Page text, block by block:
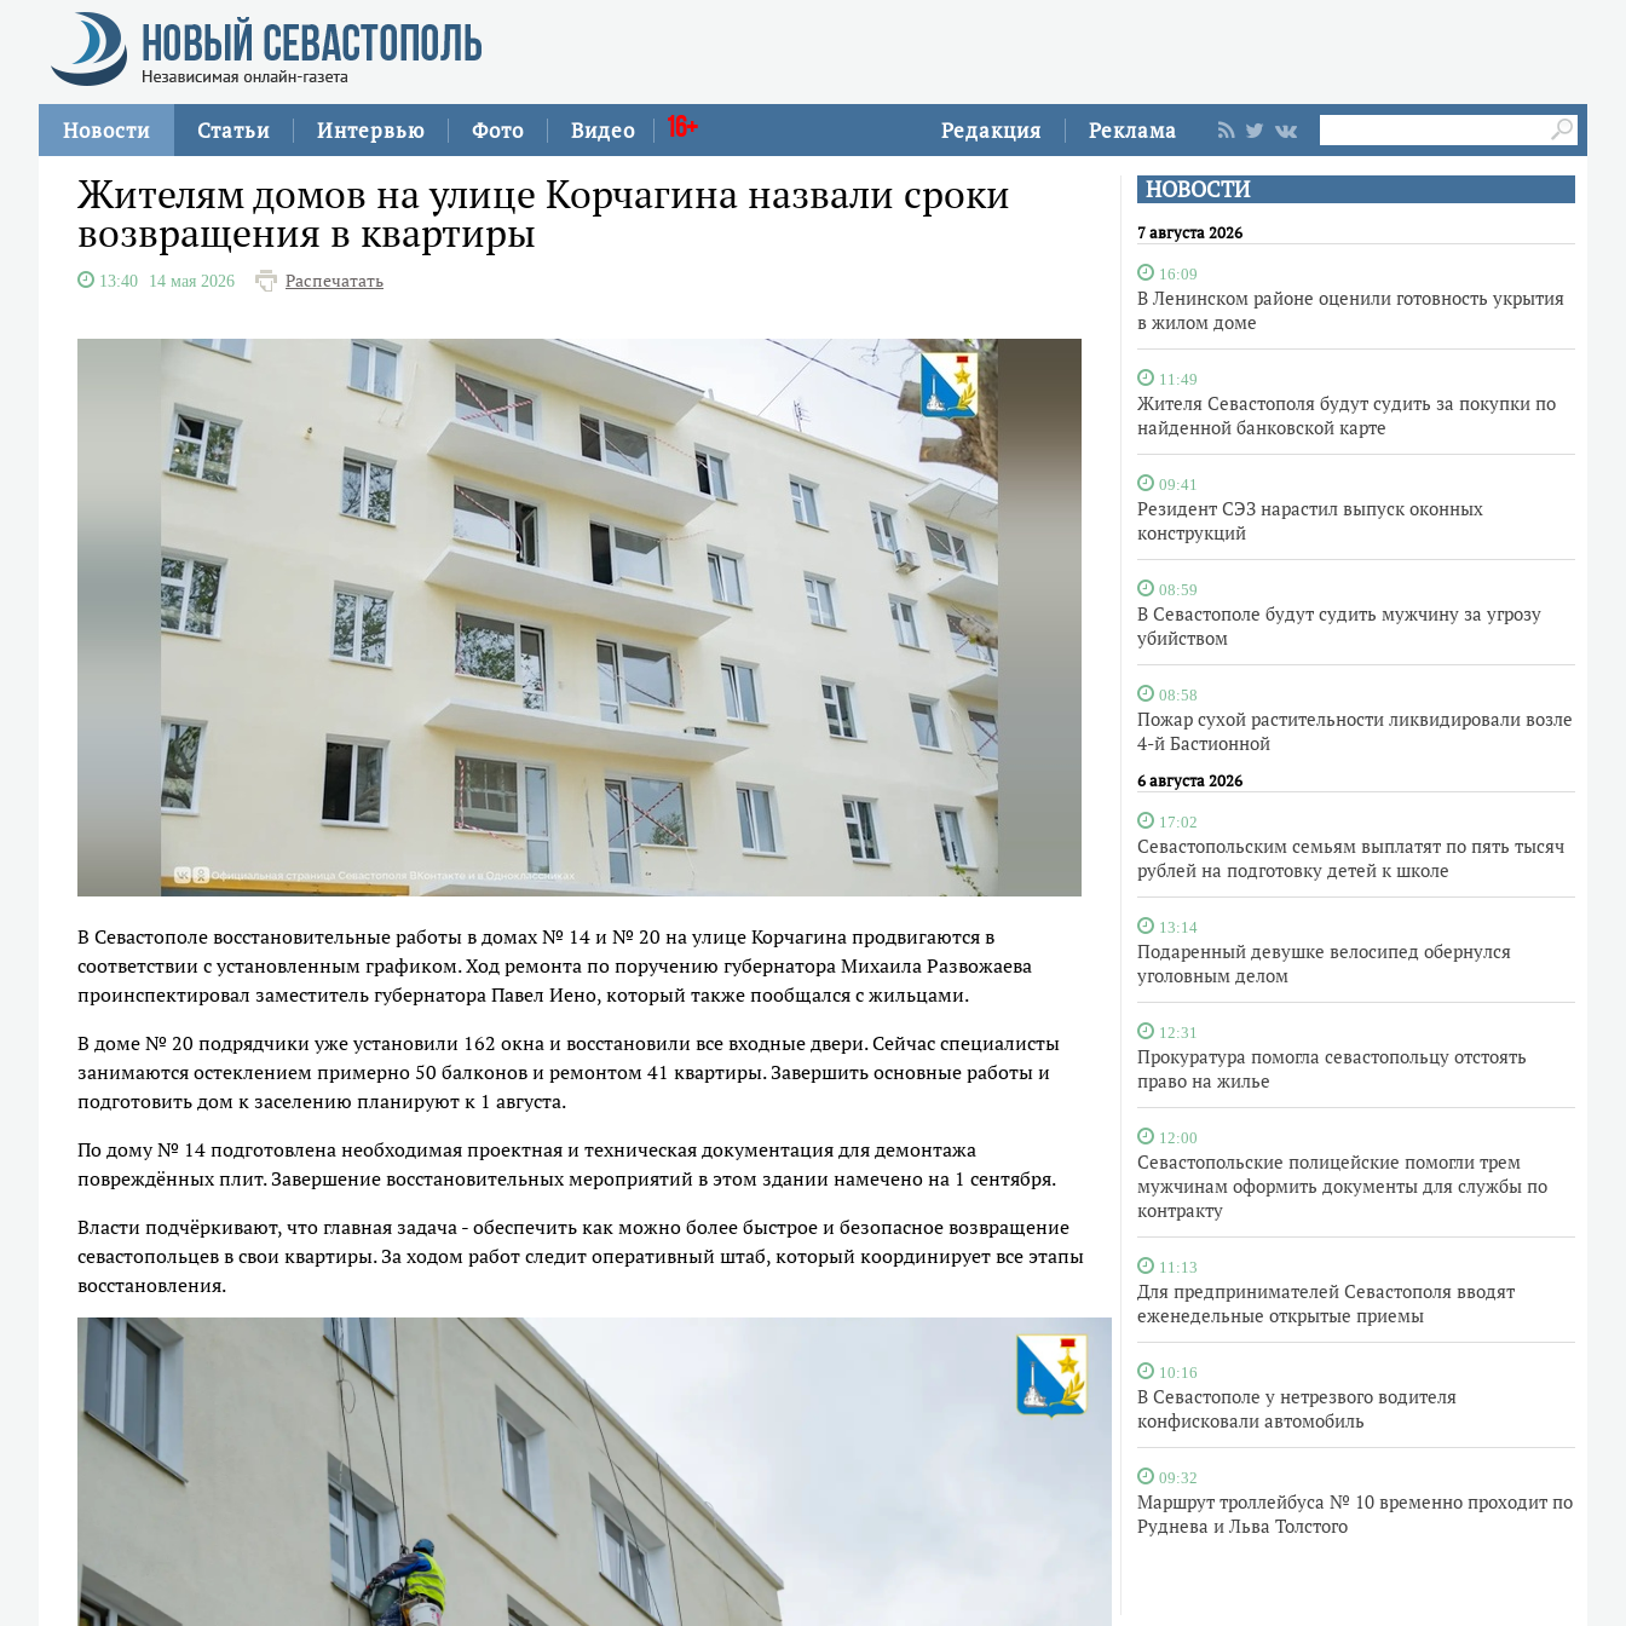
Редакция Реклама
Новости Статьи Интервью Фото Видео 16+
НОВОСТИ
7 августа 2026
16:09
В Ленинском районе оценили готовность укрытия
в жилом доме
11:49
Жителя Севастополя будут судить за покупки по
найденной банковской карте
09:41
Резидент СЭЗ нарастил выпуск оконных
конструкций
08:59
В Севастополе будут судить мужчину за угрозу
убийством
08:58
Пожар сухой растительности ликвидировали возле
4-й Бастионной
6 августа 2026
17:02
Севастопольским семьям выплатят по пять тысяч
рублей на подготовку детей к школе
13:14
Подаренный девушке велосипед обернулся
уголовным делом
12:31
Прокуратура помогла севастопольцу отстоять
право на жилье
12:00
Севастопольские полицейские помогли трем
мужчинам оформить документы для службы по
контракту
11:13
Для предпринимателей Севастополя вводят
еженедельные открытые приемы
10:16
В Севастополе у нетрезвого водителя
конфисковали автомобиль
09:32
Маршрут троллейбуса № 10 временно проходит по
Руднева и Льва Толстого
Жителям домов на улице Корчагина назвали сроки
возвращения в квартиры
13:40 14 мая 2026 Распечатать
В Севастополе восстановительные работы в домах № 14 и № 20 на улице Корчагина продвигаются в
соответствии с установленным графиком. Ход ремонта по поручению губернатора Михаила Развожаева
проинспектировал заместитель губернатора Павел Иено, который также пообщался с жильцами.
В доме № 20 подрядчики уже установили 162 окна и восстановили все входные двери. Сейчас специалисты
занимаются остеклением примерно 50 балконов и ремонтом 41 квартиры. Завершить основные работы и
подготовить дом к заселению планируют к 1 августа.
По дому № 14 подготовлена необходимая проектная и техническая документация для демонтажа
повреждённых плит. Завершение восстановительных мероприятий в этом здании намечено на 1 сентября.
Власти подчёркивают, что главная задача - обеспечить как можно более быстрое и безопасное возвращение
севастопольцев в свои квартиры. За ходом работ следит оперативный штаб, который координирует все этапы
восстановления.